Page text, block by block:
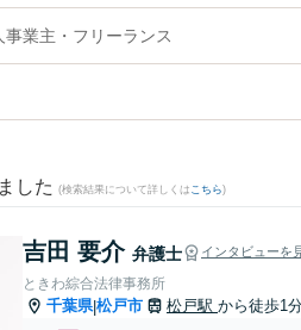
業主・フリーランス
した (検索結果について詳しくは こちら)
吉田 要介 弁護士 インタビューを
ときわ綜合法律事務所
千葉県|松戸市 松戸駅 から徒歩1